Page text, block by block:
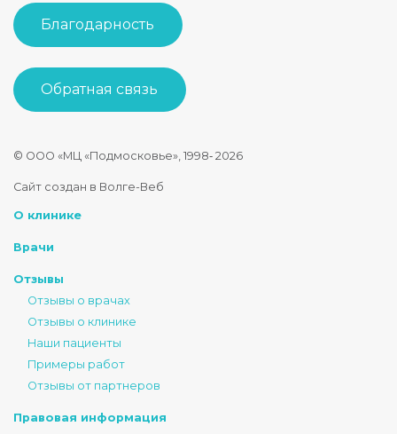
Благодарность
Обратная связь
© ООО «МЦ «Подмосковье», 1998‑ 2026
Стоматология Подмосковье
+7 4852 74-45-45
Сайт создан в Волге-Веб
О клинике
Врачи
Отзывы
Отзывы о врачах
Отзывы о клинике
Наши пациенты
Примеры работ
Отзывы от партнеров
Правовая информация